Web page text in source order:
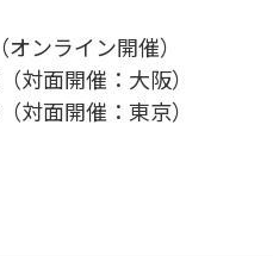
ンライン開催）
対面開催：大阪）
対面開催：東京）